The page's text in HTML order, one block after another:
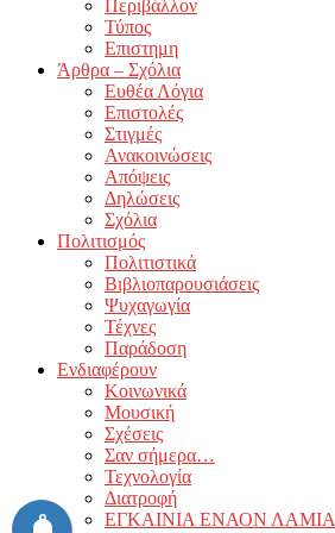
Περιβάλλον
Τύπος
Επιστημη
Άρθρα – Σχόλια
Ευθέα Λόγια
Επιστολές
Στιγμές
Ανακοινώσεις
Απόψεις
Δηλώσεις
Σχόλια
Πολιτισμός
Πολιτιστικά
Βιβλιοπαρουσιάσεις
Ψυχαγωγία
Τέχνες
Παράδοση
Ενδιαφέρουν
Κοινωνικά
Μουσική
Σχέσεις
Σαν σήμερα…
Τεχνολογία
Διατροφή
ΕΓΚΑΙΝΙΑ ΕΝΑΟΝ ΛΑΜΙΑ